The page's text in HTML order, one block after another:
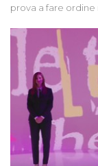
prova a fare
giudiziarie più
vicenda mettendo
controversi e i
fine.